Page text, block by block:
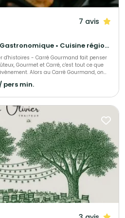
7 avis
Barbecue et grillades • Gastronomique • Cuisine régionale
d'histoires - Carré Gourmand fait penser
Gourmet et Carré, c'est tout ce que
Alors au Carré Gourmand, on
Le mieux c'est de goûter. Jérôme
pers min.